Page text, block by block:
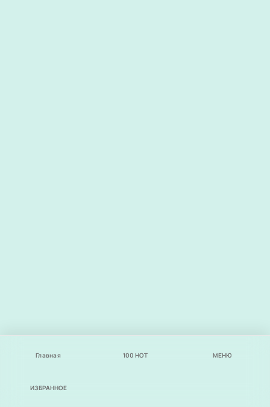
Главная 100 НОТ МЕНЮ
ИЗБРАННОЕ